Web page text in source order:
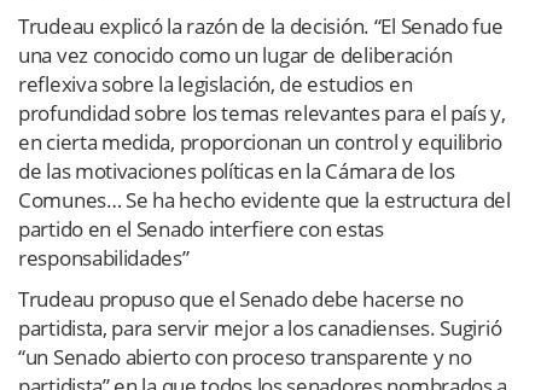
Trudeau explicó la razón de la decisión. “El Senado fue
una vez conocido como un lugar de deliberación
reflexiva sobre la legislación, de estudios en
profundidad sobre los temas relevantes para el país y,
en cierta medida, proporcionan un control y equilibrio
de las motivaciones políticas en la Cámara de los
Comunes… Se ha hecho evidente que la estructura del
partido en el Senado interfiere con estas
responsabilidades”
Trudeau propuso que el Senado debe hacerse no
partidista, para servir mejor a los canadienses. Sugirió
“un Senado abierto con proceso transparente y no